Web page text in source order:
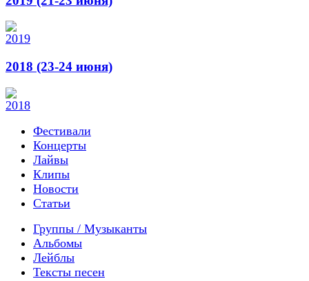
2018 (23-24 июня)
Фестивали
Концерты
Лайвы
Клипы
Новости
Статьи
Группы / Музыканты
Альбомы
Лейблы
Тексты песен